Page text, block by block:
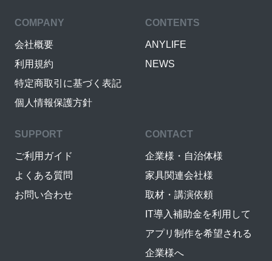
COMPANY
会社概要
利用規約
特定商取引に基づく表記
個人情報保護方針
CONTENTS
ANYLIFE
NEWS
SUPPORT
ご利用ガイド
よくある質問
お問い合わせ
CONTACT
企業様・自治体様
家具関連会社様
取材・講演依頼
IT導入補助金を利用して
アプリ制作を希望される
企業様へ